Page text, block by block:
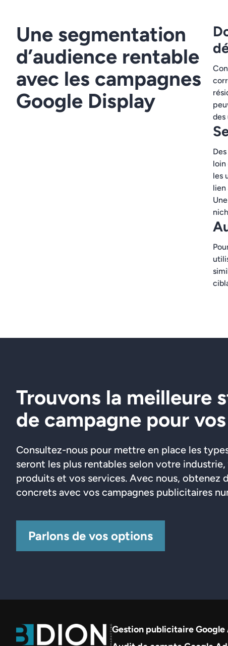
Une segmentation
d’audience rentable
avec les campagnes
Google Display
des
loin
les
lien
Trouvons la meilleure
de campagne pour
Consultez-nous pour mettre en place les
seront les plus rentables selon votre
produits et vos services. Avec nous, obtenez
concrets avec vos campagnes publicitaires
Parlons de vos options
Gestion publicitaire Google